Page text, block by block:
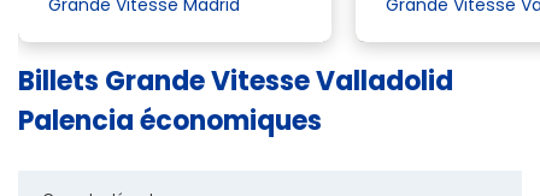
Grande Vitesse Madrid Grande Vitesse
Billets Grande Vitesse Valladolid
Palencia économiques